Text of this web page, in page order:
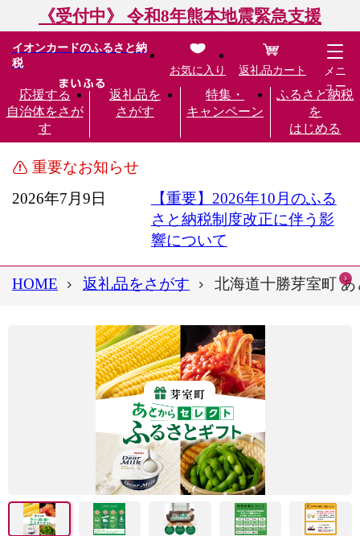
《受付中》 令和8年熊本地震緊急支援
イオンカードのふるさと納
税
応援する
自治体をさが
す
返礼品を
さがす
特集・
キャンペーン
ふるさと納税
を
はじめる
お気に入り 返礼品カート
メニ
ュー
重要なお知らせ
2026年7月9日
【重要】2026年10月のふる
さと納税制度改正に伴う影
響について
HOME 返礼品をさがす 北海道十勝芽室町